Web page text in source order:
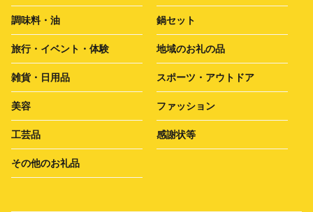
調味料・油 鍋セット
旅行・イベント・体験 地域のお礼の品
雑貨・日用品 スポーツ・アウトドア
美容 ファッション
工芸品 感謝状等
その他のお礼品